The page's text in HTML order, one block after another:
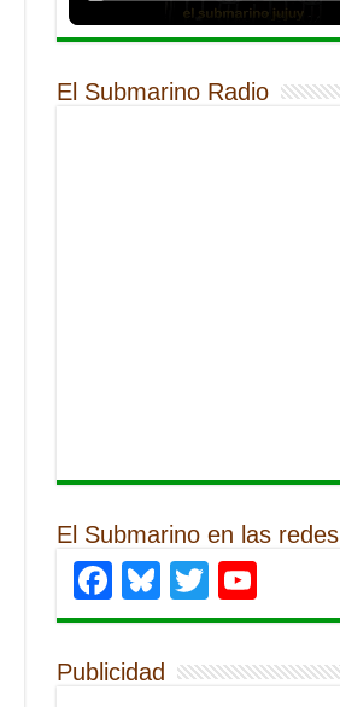
El Submarino Radio
El Submarino en las redes
Facebook
Bluesky
Twitter
Publicidad